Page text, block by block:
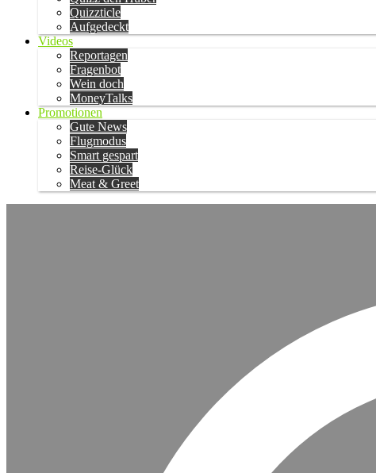
Quizzticle
Aufgedeckt
Videos
Reportagen
Fragenbot
Wein doch
MoneyTalks
Promotionen
Gute News
Flugmodus
Smart gespart
Reise-Glück
Meat & Greet